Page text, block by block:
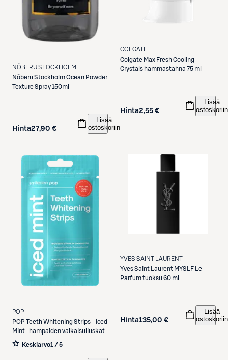
NÕBERU STOCKHOLM
Nõberu StockholmOcean Powder
Texture Spray 150ml
Hinta27,90 €
Lisää
ostoskoriin
COLGATE
Colgate Max Fresh Cooling
Crystals hammastahna 75 ml
Hinta2,55 €
Lisää
ostoskoriin
POP
POP Teeth Whitening Strips - Iced
Mint -hampaiden valkaisuliuskat
Keskiarvo1 / 5
YVES SAINT LAURENT
Yves Saint Laurent MYSLF Le
Parfum tuoksu 60 ml
Hinta135,00 €
Lisää
ostoskoriin